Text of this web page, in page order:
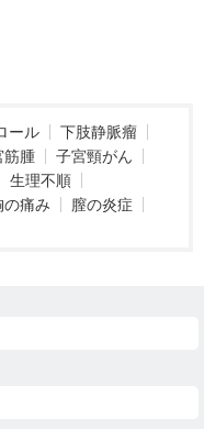
ール
下肢静脈瘤
筋腫
子宮頸がん
生理不順
の痛み
膣の炎症